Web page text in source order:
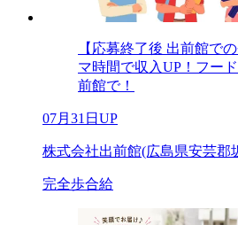
【応募終了後 出前館で
マ時間で収入UP！フー
前館で！
07月31日UP
株式会社出前館(広島県安芸郡
完全歩合給